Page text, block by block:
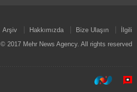
Arşiv Hakkımızda Bize Ulaşın
İlgili
© 2017 Mehr News Agency. All rights reserved